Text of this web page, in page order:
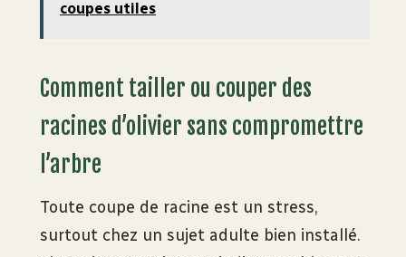
coupes utiles
Comment tailler ou couper des
racines d’olivier sans compromettre
l’arbre
Toute coupe de racine est un stress,
surtout chez un sujet adulte bien installé.